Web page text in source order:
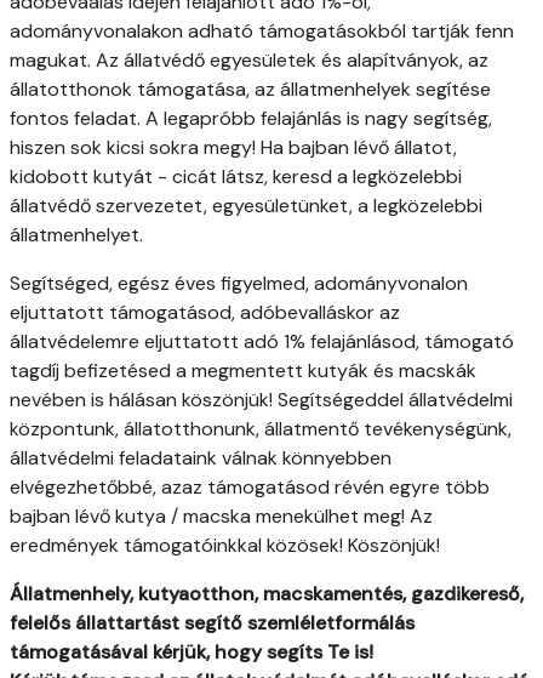
adományvonalakon adható támogatásokból tartják fenn
magukat. Az állatvédő egyesületek és alapítványok, az
állatotthonok támogatása, az állatmenhelyek segítése
fontos feladat. A legapróbb felajánlás is nagy segítség,
hiszen sok kicsi sokra megy! Ha bajban lévő állatot,
kidobott kutyát - cicát látsz, keresd a legközelebbi
állatvédő szervezetet, egyesületünket, a legközelebbi
állatmenhelyet.
Segítséged, egész éves figyelmed, adományvonalon
eljuttatott támogatásod, adóbevalláskor az
állatvédelemre eljuttatott adó 1% felajánlásod, támogató
tagdíj befizetésed a megmentett kutyák és macskák
nevében is hálásan köszönjük! Segítségeddel állatvédelmi
központunk, állatotthonunk, állatmentő tevékenységünk,
állatvédelmi feladataink válnak könnyebben
elvégezhetőbbé, azaz támogatásod révén egyre több
bajban lévő kutya / macska menekülhet meg! Az
eredmények támogatóinkkal közösek! Köszönjük!
Állatmenhely, kutyaotthon, macskamentés, gazdikereső,
felelős állattartást segítő szemléletformálás
támogatásával kérjük, hogy segíts Te is!